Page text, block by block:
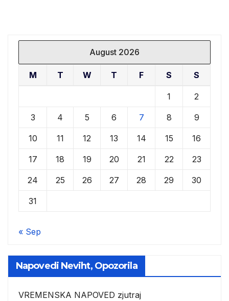
August 2026
M T W T F S S
1 2
3 4 5 6 7 8 9
10 11 12 13 14 15 16
17 18 19 20 21 22 23
24 25 26 27 28 29 30
31
« Sep
Napovedi Neviht, Opozorila
VREMENSKA NAPOVED zjutraj